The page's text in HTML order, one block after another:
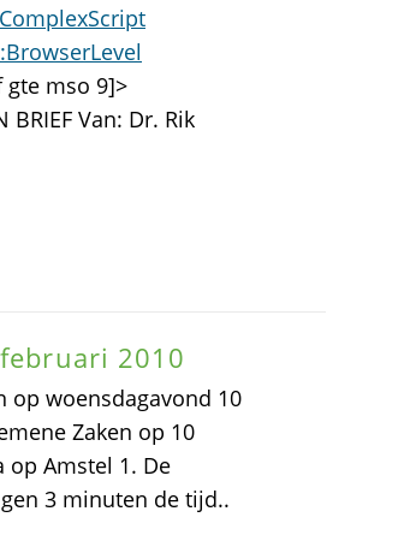
gte mso 9]>
BRIEF Van: Dr. Rik
2010
op woensdagavond 10
Zaken op 10
op Amstel 1. De
3 minuten de tijd..